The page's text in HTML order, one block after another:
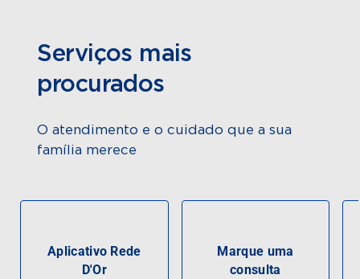
Serviços mais
procurados
O atendimento e o cuidado que a sua
família merece
Aplicativo Rede
D'Or
Marque uma
consulta